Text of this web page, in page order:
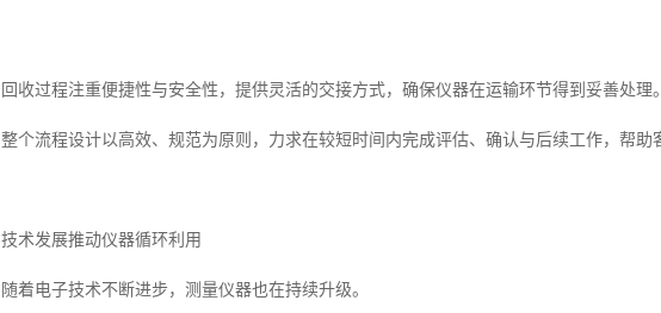
回收过程注重便捷性与安全性，提供灵活的交接方式，确保仪器在运输环节得到妥善处理
整个流程设计以高效、规范为原则，力求在较短时间内完成评估、确认与后续工作，帮助
技术发展推动仪器循环利用
随着电子技术不断进步，测量仪器也在持续升级。